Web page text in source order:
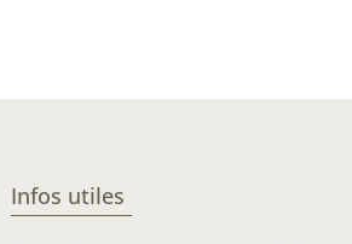
Infos utiles